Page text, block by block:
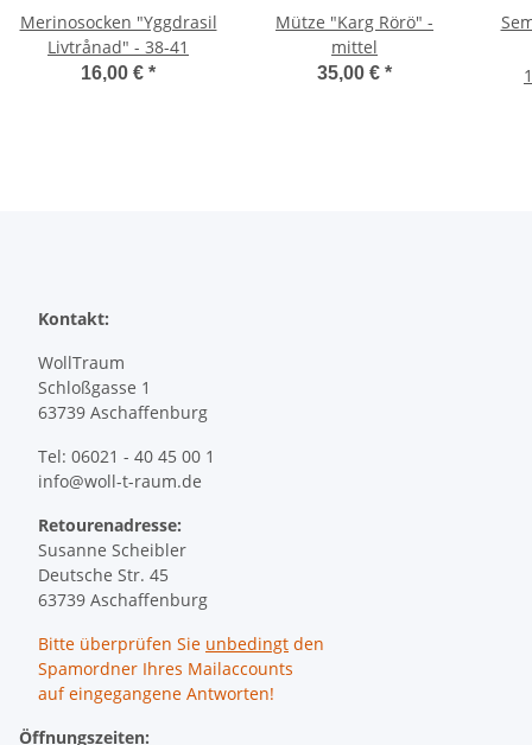
Merinosocken "Yggdrasil
Livtrånad" - 38-41
16,00 € *
Mütze "Karg Rörö" -
mittel
35,00 € *
Kontakt:
WollTraum
Schloßgasse 1
63739 Aschaffenburg
Tel: 06021 - 40 45 00 1
info@woll-t-raum.de
Retourenadresse:
Susanne Scheibler
Deutsche Str. 45
63739 Aschaffenburg
Bitte überprüfen Sie unbedingt den
Spamordner Ihres Mailaccounts
auf eingegangene Antworten!
Öffnungszeiten: